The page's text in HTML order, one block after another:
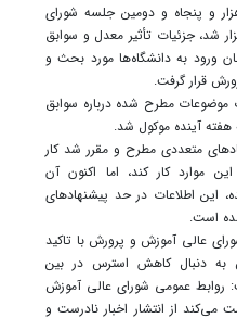
و پنجاه و دومین جلسه شورای
که ۲۹ بهمن برگزار شد، جزئیات تأثیر معدل و سوابق
به دانشگاه‌ها مورد بحث و
قرار گرفت.
مطرح شده درباره سوابق
هفته آینده موکول شد.
متعددی مطرح و مقرر شد کار
موارد کار کند، اما اکنون آن
این اطلاعات در حد پیشنهاد‌های
است.
عالی آموزش و پرورش با تاکید
به دنبال کاهش استرس در بین
روابط عمومی شورای عالی آموزش
می‌کند از انتشار اخبار نادرست و